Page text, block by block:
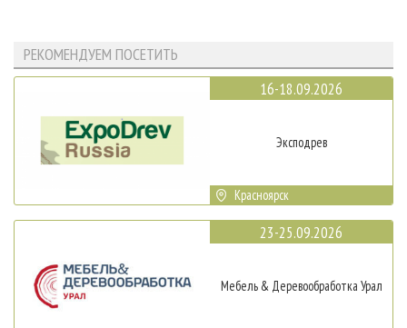
РЕКОМЕНДУЕМ ПОСЕТИТЬ
16-18.09.2026
Эксподрев
Красноярск
23-25.09.2026
Мебель & Деревообработка Урал